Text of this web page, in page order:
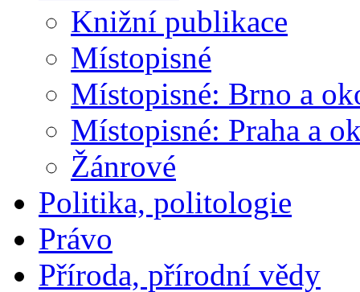
Knižní publikace
Místopisné
Místopisné: Brno a
Místopisné: Praha a
Žánrové
Politika, politologie
Právo
Příroda, přírodní vědy